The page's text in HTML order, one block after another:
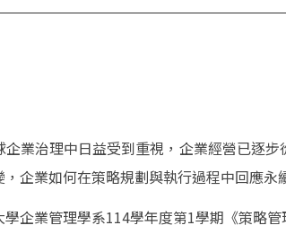
企業治理中日益受到重視，企業經營已逐
企業如何在策略規劃與執行過程中回應永
企業管理學系114學年度第1學期《策略